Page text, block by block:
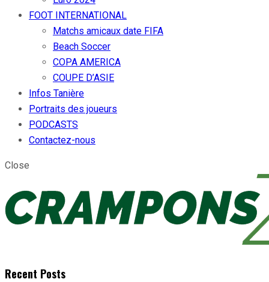
FOOT INTERNATIONAL
Matchs amicaux date FIFA
Beach Soccer
COPA AMERICA
COUPE D’ASIE
Infos Tanière
Portraits des joueurs
PODCASTS
Contactez-nous
Close
Recent Posts